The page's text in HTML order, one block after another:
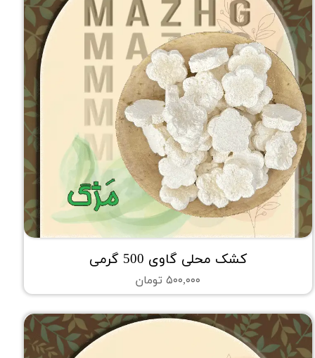
کشک محلی گاوی 500 گرمی
۵۰۰,۰۰۰ تومان